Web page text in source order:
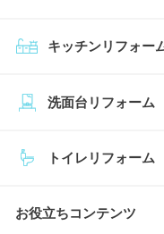
キッチンリフォー
トイレリフォーム
洗面台リフォーム
お役立ちコンテンツ